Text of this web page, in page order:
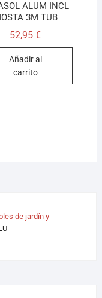
ALUM INCL
3M TUB
52,95€
Añadir al
carrito
de jardín y